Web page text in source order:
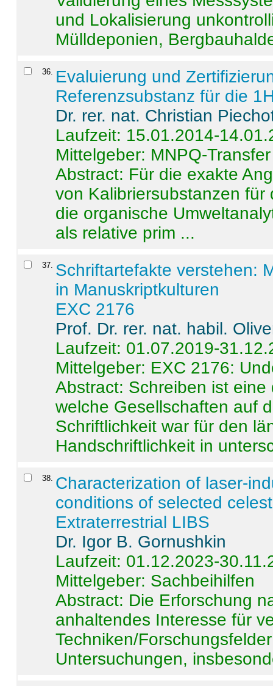
und Lokalisierung
Mülldeponien,
36. Evaluierung und
Referenzsubstanz für die
Dr. rer. nat. Christian
Laufzeit: 15.01.2014-
Mittelgeber: MNPQ-Transfer
Abstract: Für die exakte
von Kalibriersubstanzen
die organische
als relative prim ...
37. Schriftartefakte verstehen:
in Manuskriptkulturen
EXC 2176
Prof. Dr. rer. nat. habil.
Laufzeit: 01.07.2019-
Mittelgeber: EXC 2176:
Abstract: Schreiben ist
welche Gesellschaften auf
Schriftlichkeit war für den
Handschriftlichkeit in
38. Characterization of laser-
conditions of selected
Extraterrestrial LIBS
Dr. Igor B. Gornushkin
Laufzeit: 01.12.2023-
Mittelgeber: Sachbeihilfen
Abstract: Die Erforschung
anhaltendes Interesse für
Techniken/
Untersuchungen,